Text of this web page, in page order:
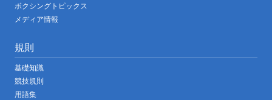
ボクシングトピックス
メディア情報
規則
基礎知識
競技規則
用語集